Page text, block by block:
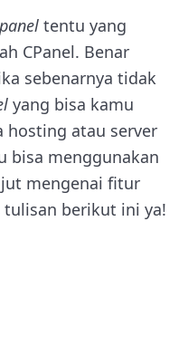
tentu yang
CPanel. Benar
sebenarnya tidak
yang bisa kamu
hosting atau server
bisa menggunakan
mengenai fitur
tulisan berikut ini ya!